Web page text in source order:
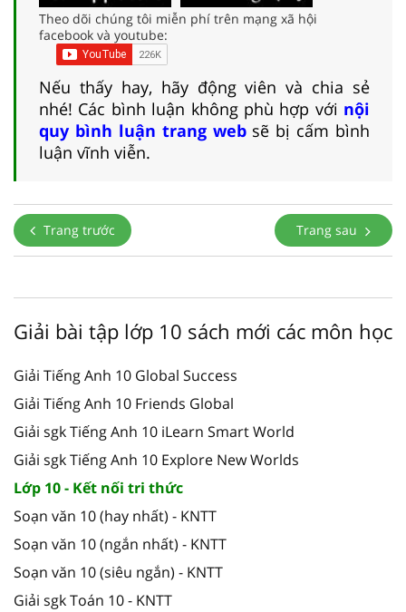
Theo dõi chúng tôi miễn phí trên mạng xã hội
facebook và youtube:
Nếu thấy hay, hãy động viên và chia sẻ
nhé! Các bình luận không phù hợp với nội
quy bình luận trang websẽ bị cấm bình
luận vĩnh viễn.
Trang trước Trang sau
Giải bài tập lớp 10 sách mới các môn học
Giải Tiếng Anh 10 Global Success
Giải Tiếng Anh 10 Friends Global
Giải sgk Tiếng Anh 10 iLearn Smart World
Giải sgk Tiếng Anh 10 Explore New Worlds
Lớp 10 - Kết nối tri thức
Soạn văn 10 (hay nhất) - KNTT
Soạn văn 10 (ngắn nhất) - KNTT
Soạn văn 10 (siêu ngắn) - KNTT
Giải sgk Toán 10 - KNTT